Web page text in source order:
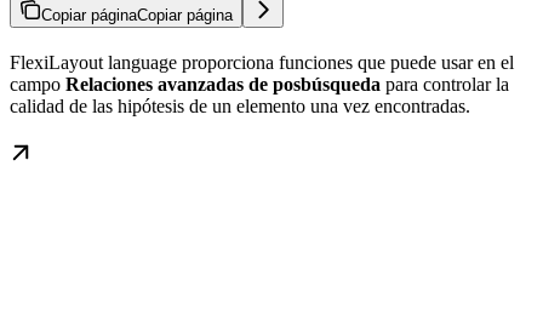
Copiar páginaCopiar página
FlexiLayout language proporciona funciones que puede usar en el
campo Relaciones avanzadas de posbúsqueda para controlar la
calidad de las hipótesis de un elemento una vez encontradas.